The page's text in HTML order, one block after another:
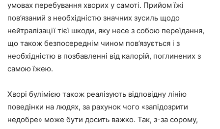
умовах перебування хворих у самоті. Прийом їжі
пов’язаний з необхідністю значних зусиль щодо
нейтралізації тієї шкоди, яку несе з собою переїдання,
що також безпосереднім чином пов’язується і з
необхідністю в позбавленні від калорій, поглинених з
самою їжею.
Хворі булімією також реалізують відповідну лінію
поведінки на людях, за рахунок чого «запідозрити
недобре» може бути досить важко. Так, з-за сорому,